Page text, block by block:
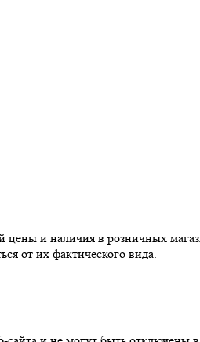
и наличия в розничных
от их фактического вида.